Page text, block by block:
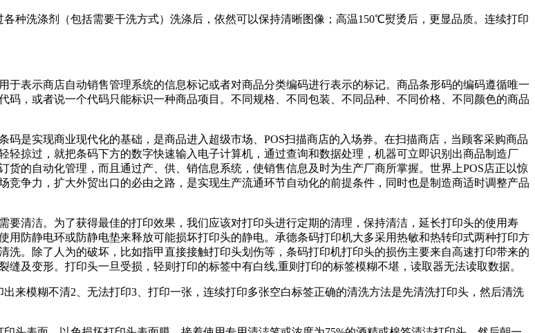
种洗涤剂（包括需要干洗方式）洗涤后，依然可以保持清晰图像；高温150℃熨烫后，更显品质。连续打印
表示商店自动销售管理系统的信息标记或者对商品分类编码进行表示的标记。商品条形码的编码遵循唯一
，或者说一个代码只能标识一种商品项目。不同规格、不同包装、不同品种、不同价格、不同颜色的商品
是实现商业现代化的基础，是商品进入超级市场、POS扫描商店的入场券。在扫描商店，当顾客采购商品
掠过，就把条码下方的数字快速输入电子计算机，通过查询和数据处理，机器可立即识别出商品制造厂
的自动化管理，而且通过产、供、销信息系统，使销售信息及时为生产厂商所掌握。世界上POS店正以惊
争力，扩大外贸出口的必由之路，是实现生产流通环节自动化的前提条件，同时也是制造商适时调整产品
清洁。为了获得最佳的打印效果，我们应该对打印头进行定期的清理，保持清洁，延长打印头的使用寿
防静电环或防静电垫来释放可能损坏打印头的静电。承德条码打印机大多采用热敏和热转印式两种打印方
。除了人为的破坏，比如指甲直接接触打印头划伤等，条码打印机打印头的损伤主要来自高速打印带来的
及变形。打印头一旦受损，轻则打印的标签中有白线,重则打印的标签模糊不堪，读取器无法读取数据。
来模糊不清2、无法打印3、打印一张，连续打印多张空白标签正确的清洗方法是先清洗打印头，然后清洗